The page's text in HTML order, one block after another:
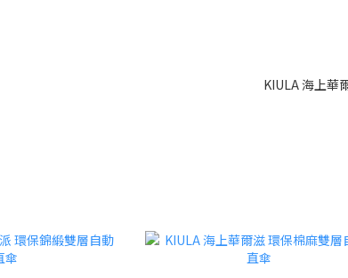
KIULA 海上華